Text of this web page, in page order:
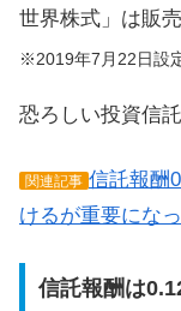
世界株式」は販
※2019年7月22日設
恐ろしい投資信
関連記事 信託報酬
けるが重要にな
信託報酬は